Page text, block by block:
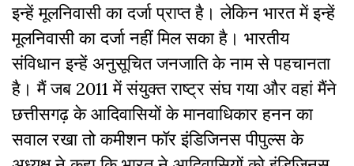
इन्हें मूलनिवासी का दर्जा प्राप्त है। लेकिन भारत में इन्हें
मूलनिवासी का दर्जा नहीं मिल सका है। भारतीय
संविधान इन्हें अनुसूचित जनजाति के नाम से पहचानता
है। मैं जब 2011 में संयुक्त राष्ट्र संघ गया और वहां मैंने
छत्तीसगढ़ के आदिवासियों के मानवाधिकार हनन का
सवाल रखा तो कमीशन फॉर इंडिजिनस पीपुल्स के